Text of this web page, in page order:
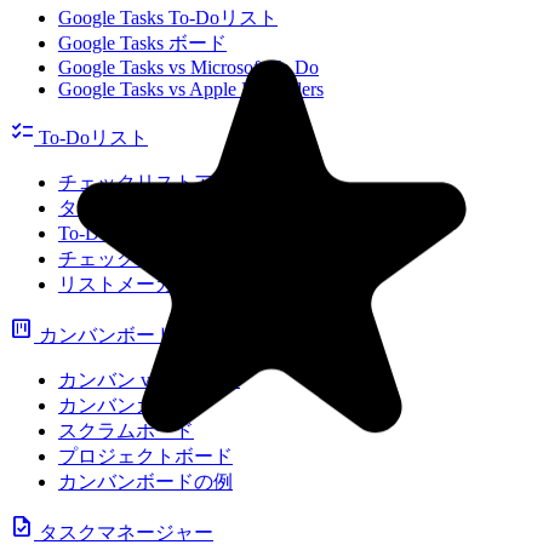
Google Tasks To-Doリスト
Google Tasks ボード
Google Tasks vs Microsoft To Do
Google Tasks vs Apple Reminders
checklist To-Doリスト
チェックリストアプリ
タスク管理リスト
To-Doリストテンプレート
チェックリストテンプレート
リストメーカー
view_kanban カンバンボード
カンバン vs スクラム
カンバンガイド
スクラムボード
プロジェクトボード
カンバンボードの例
task タスクマネージャー